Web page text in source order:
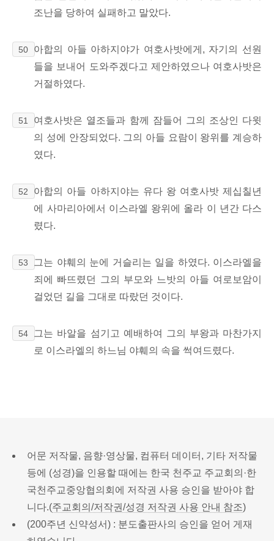
조난을 당하여 실패하고 말았다.
50
아합의 아들 아하지야가 여호사밧에게, 자기의 선원
들을 보내어 도와주겠다고 제안하였으나 여호사밧은
거절하였다.
51
여호사밧은 열조들과 함께 잠들어 그의 조상인 다윗
의 성에 안장되었다. 그의 아들 요람이 왕위를 계승하
였다.
52
아합의 아들 아하지야는 유다 왕 여호사밧 제십칠년
에 사마리아에서 이스라엘 왕위에 올라 이 년간 다스
렸다.
53
그는 야훼의 눈에 거슬리는 일을 하였다. 이스라엘을
죄에 빠뜨렸던 그의 부모와 느밧의 아들 여로보암이
걸었던 길을 그대로 따랐던 것이다.
54
그는 바알을 섬기고 예배하여 그의 부왕과 마찬가지
로 이스라엘의 하느님 야훼의 속을 썩여드렸다.
어문 저작물, 음향·영상물, 컴퓨터 데이터, 기타 저작물
등에 (성경)을 인용할 때에는 한국 천주교 주교회의·한
국천주교중앙협의회에 저작권 사용 승인을 받아야 합
니다.(주교회의/저작권/성경 저작권 사용 안내 참조)
(200주년 신약성서) : 분도출판사의 승인을 얻어 게재